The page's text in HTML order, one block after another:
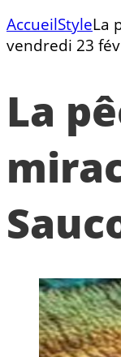
AccueilStyleLa
vendredi 23
La